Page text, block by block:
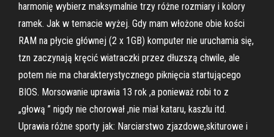
harmonię wybierz maksymalnie trzy różne rozmiary i kolory
ramek. Jak w temacie wyżej. Gdy mam włożone obie kości
RAM na płycie głównej (2 x 1GB) komputer nie uruchamia się,
tzn zaczynają kręcić wiatraczki przez dłuzszą chwile, ale
potem nie ma charakterystycznego piknięcia startującego
BIOS. Morsowanie uprawia 13 rok ,a ponieważ robi to z
„głową ” nigdy nie chorował ,nie miał kataru, kaszlu itd.
Uprawia różne sporty jak: Narciarstwo zjazdowe,skiturowe i